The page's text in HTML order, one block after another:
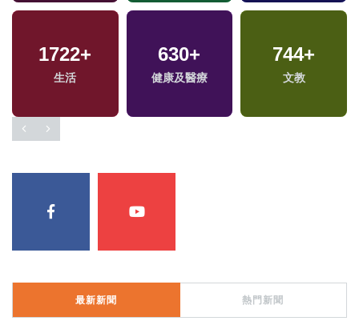
1722+
生活
630+
健康及醫療
744+
文教
1+
兩岸藝苑天地
451+
旅遊
16+
2024總統大選
最新新聞 熱門新聞